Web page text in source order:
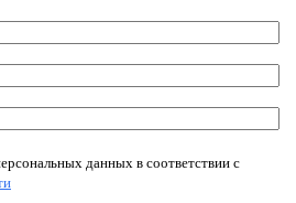
данных в соответствии с